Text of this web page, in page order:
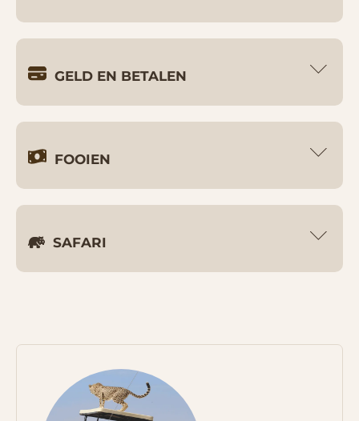
GELD EN BETALEN
FOOIEN
SAFARI